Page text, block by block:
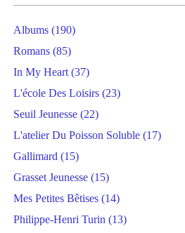
Albums (190)
Romans (85)
In My Heart (37)
L'école Des Loisirs (23)
Seuil Jeunesse (22)
L'atelier Du Poisson Soluble (17)
Gallimard (15)
Grasset Jeunesse (15)
Mes Petites Bêtises (14)
Philippe-Henri Turin (13)